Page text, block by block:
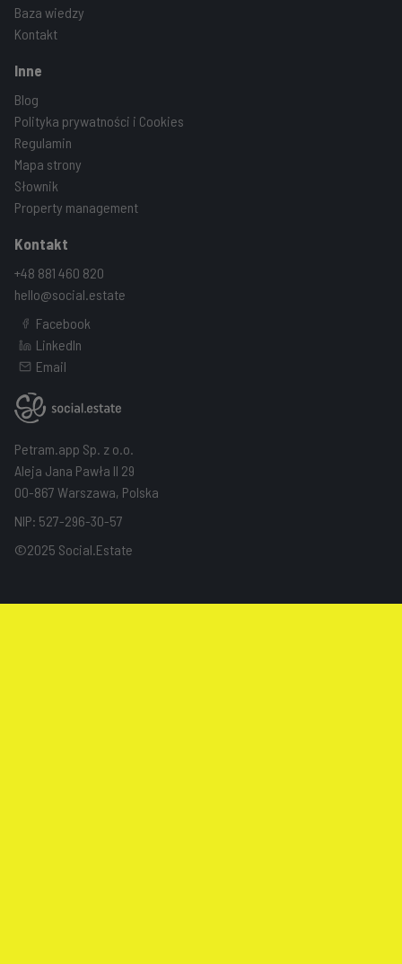
Baza wiedzy
Kontakt
Inne
Blog
Polityka prywatności i Cookies
Regulamin
Mapa strony
Słownik
Property management
Kontakt
+48 881 460 820
hello@social.estate
Facebook
LinkedIn
Email
Petram.app Sp. z o.o.
Aleja Jana Pawła II 29
00-867 Warszawa, Polska
NIP: 527-296-30-57
©2025 Social.Estate